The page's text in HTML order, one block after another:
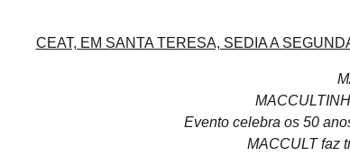
CEAT, EM SANTA TERESA, SEDIA A
Evento celebra os 50
MACCULT faz